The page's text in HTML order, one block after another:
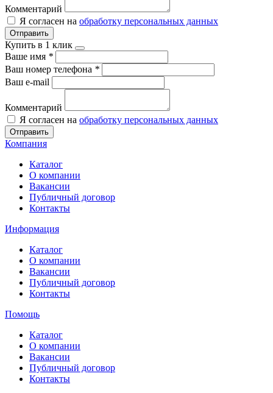
Комментарий
Я согласен на обработку персональных данных
Отправить
Купить в 1 клик
Ваше имя *
Ваш номер телефона *
Ваш e-mail
Комментарий
Я согласен на обработку персональных данных
Отправить
Компания
Каталог
О компании
Вакансии
Публичный договор
Контакты
Информация
Каталог
О компании
Вакансии
Публичный договор
Контакты
Помощь
Каталог
О компании
Вакансии
Публичный договор
Контакты